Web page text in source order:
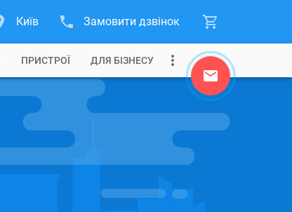
Київ Замовити дзвінок
ПРИСТРОЇ ДЛЯ БІЗНЕСУ